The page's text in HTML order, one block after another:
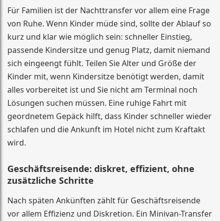
Für Familien ist der Nachttransfer vor allem eine Frage
von Ruhe. Wenn Kinder müde sind, sollte der Ablauf so
kurz und klar wie möglich sein: schneller Einstieg,
passende Kindersitze und genug Platz, damit niemand
sich eingeengt fühlt. Teilen Sie Alter und Größe der
Kinder mit, wenn Kindersitze benötigt werden, damit
alles vorbereitet ist und Sie nicht am Terminal noch
Lösungen suchen müssen. Eine ruhige Fahrt mit
geordnetem Gepäck hilft, dass Kinder schneller wieder
schlafen und die Ankunft im Hotel nicht zum Kraftakt
wird.
Geschäftsreisende: diskret, effizient, ohne
zusätzliche Schritte
Nach späten Ankünften zählt für Geschäftsreisende
vor allem Effizienz und Diskretion. Ein Minivan-Transfer